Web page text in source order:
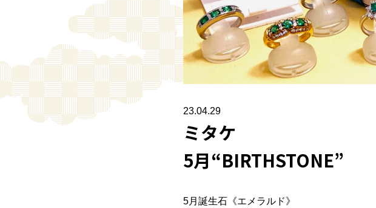
23.04.29
ミタケ
5月“BIRTHSTONE”
5月誕生石《エメラルド》